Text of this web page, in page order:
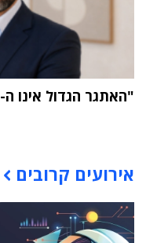
"האתגר הגדול אינו ה-AI אלא הטמעתה בארגון"
אירועים קרובים